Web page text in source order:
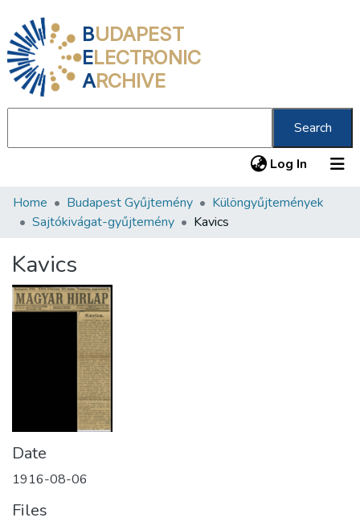
BUDAPEST
ELECTRONIC
ARCHIVE
Search
Log In (current)
Communities & Collections
Statistics
About us
Home Budapest Gyűjtemény
Különgyűjtemények
Sajtókivágat-gyűjtemény
Kavics
Kavics
Date
1916-08-06
Files